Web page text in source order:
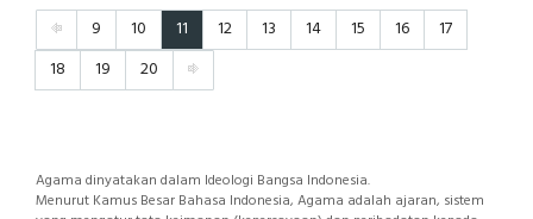
9 10 11 12 13 14 15 16
17
18
19 20
Agama dinyatakan dalam Ideologi Bangsa Indonesia.
Menurut Kamus Besar Bahasa Indonesia, Agama adalah ajaran, sistem